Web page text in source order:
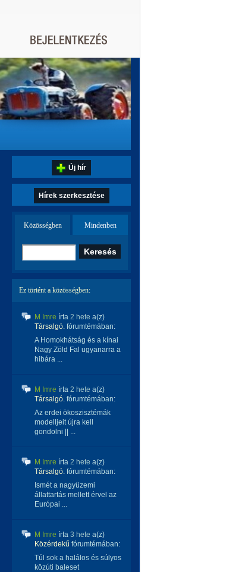
Új hír
Hírek szerkesztése
Közösségben Mindenben
Ez történt a közösségben:
M Imre írta 2 hete a(z)
Társalgó. fórumtémában:
A Homokhátság és a kínai
Nagy Zöld Fal ugyanarra a
hibára ...
M Imre írta 2 hete a(z)
Társalgó. fórumtémában:
Az erdei ökoszisztémák
modelljeit újra kell
gondolni || ...
M Imre írta 2 hete a(z)
Társalgó. fórumtémában:
Ismét a nagyüzemi
állattartás mellett érvel az
Európai ...
M Imre írta 3 hete a(z)
Közérdekű fórumtémában:
Túl sok a halálos és súlyos
közúti baleset